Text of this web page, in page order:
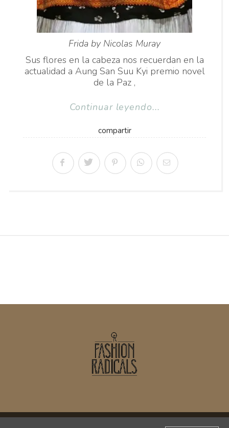
Frida by Nicolas Muray
Sus flores en la cabeza nos recuerdan en la
actualidad a Aung San Suu Kyi premio novel
de la Paz ,
Continuar leyendo...
compartir